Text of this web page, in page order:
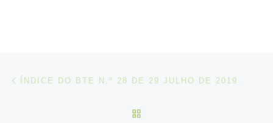
Post navigation
ÍNDICE DO BTE N.º 28 DE 29 JULHO DE 2019